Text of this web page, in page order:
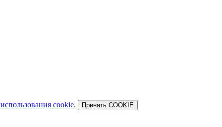
cookie. Принять COOKIE